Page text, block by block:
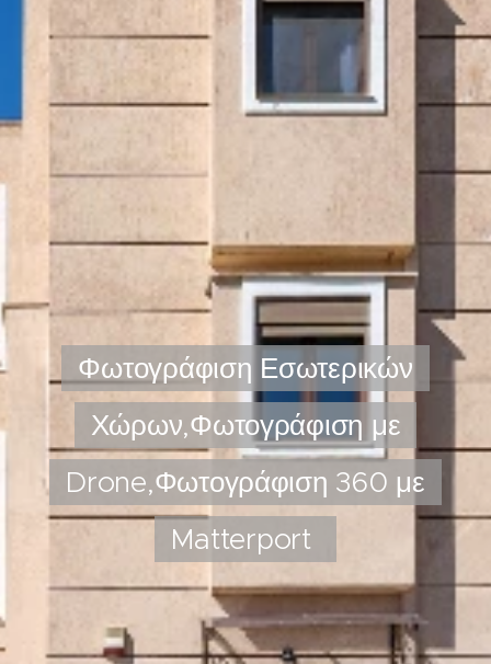
Φωτογράφιση Εσωτερικών
Χώρων,Φωτογράφιση με
Drone,Φωτογράφιση 360 με
Matterport